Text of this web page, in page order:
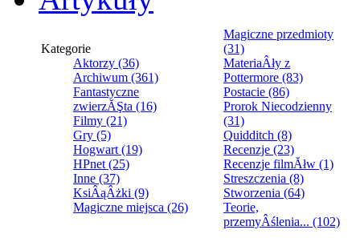
Kategorie
Aktorzy (36)
Archiwum (361)
Fantastyczne
zwierzĂŞta (16)
Filmy (21)
Gry (5)
Hogwart (19)
HPnet (25)
Inne (37)
KsiÂąÂżki (9)
Magiczne miejsca (26)
Magiczne przedmioty
(31)
MateriaÂły z
Pottermore (83)
Postacie (86)
Prorok Niecodzienny
(31)
Quidditch (8)
Recenzje (23)
Recenzje filmĂłw (1)
Streszczenia (8)
Stworzenia (64)
Teorie,
przemyÂślenia... (102)